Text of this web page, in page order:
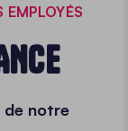
de notre